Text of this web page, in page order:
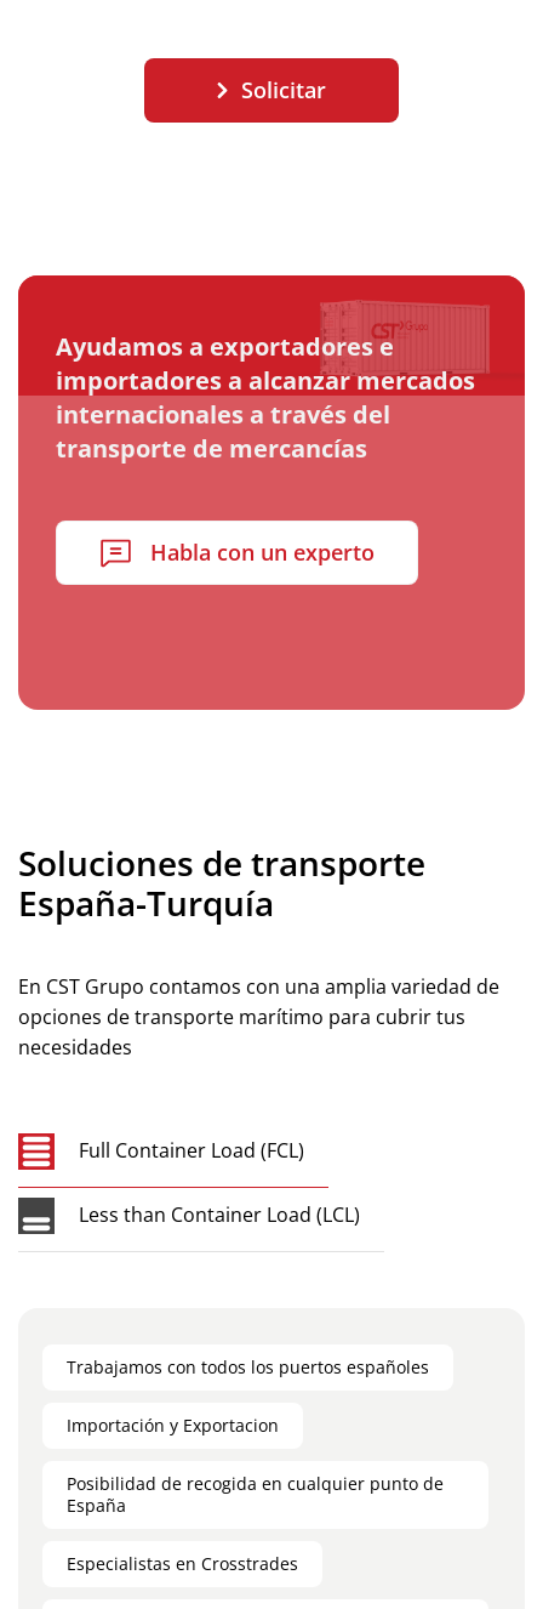
Solicitar
Ayudamos a exportadores e
importadores a alcanzar mercados
internacionales a través del
transporte de mercancías
Habla con un experto
Soluciones de transporte
España-Turquía
En CST Grupo contamos con una amplia variedad de
opciones de transporte marítimo para cubrir tus
necesidades
Full Container Load (FCL)
Less than Container Load (LCL)
Trabajamos con todos los puertos españoles
Importación y Exportacion
Posibilidad de recogida en cualquier punto de
España
Especialistas en Crosstrades